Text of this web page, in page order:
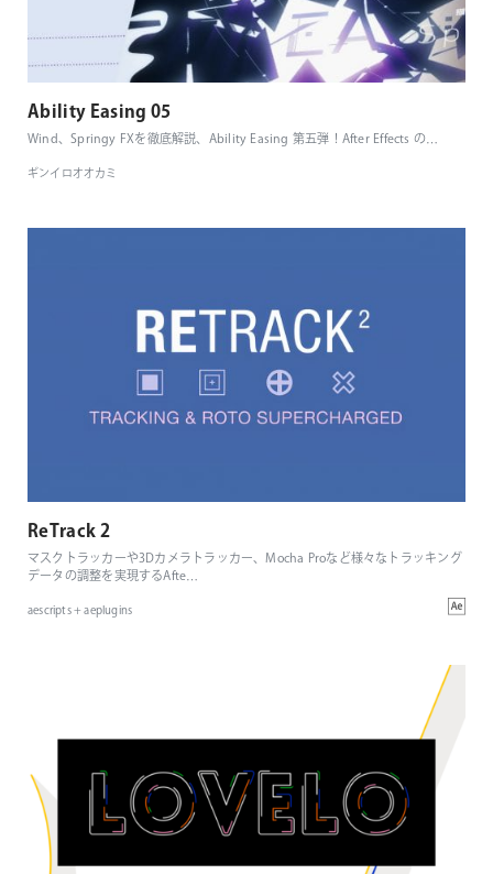
Ability Easing 05
Wind、Springy FXを徹底解説、Ability Easing 第五弾！After Effects の…
ギンイロオオカミ
ReTrack 2
マスクトラッカーや3Dカメラトラッカー、Mocha Proなど様々なトラッキング
データの調整を実現するAfte…
aescripts + aeplugins